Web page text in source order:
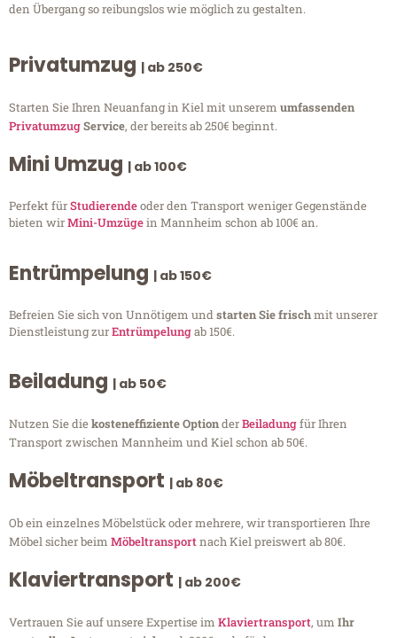
den Übergang so reibungslos wie möglich zu gestalten.
Privatumzug | ab 250€
Starten Sie Ihren Neuanfang in Kiel mit unserem umfassenden
PrivatumzugService, der bereits ab 250€ beginnt.
Mini Umzug | ab 100€
Perfekt fürStudierendeoder den Transport weniger Gegenstände
bieten wirMini-Umzügein Mannheim schon ab 100€ an.
Entrümpelung | ab 150€
Befreien Sie sich von Unnötigem undstarten Sie frischmit unserer
Dienstleistung zurEntrümpelungab 150€.
Beiladung | ab 50€
Nutzen Sie diekosteneffiziente OptionderBeiladungfür Ihren
Transport zwischen Mannheim und Kiel schon ab 50€.
Möbeltransport | ab 80€
Ob ein einzelnes Möbelstück oder mehrere, wir transportieren Ihre
Möbel sicher beim Möbeltransportnach Kiel preiswert ab 80€.
Klaviertransport | ab 200€
Vertrauen Sie auf unsere Expertise im Klaviertransport, um Ihr